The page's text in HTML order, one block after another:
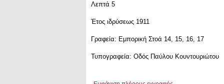
Λεπτά 5
Έτος ιδρύσεως 1911
Γραφεία: Εμπορική Στοά 14, 15, 16, 17
Τυπογραφεία: Οδός Παύλου Κουντουριώτου